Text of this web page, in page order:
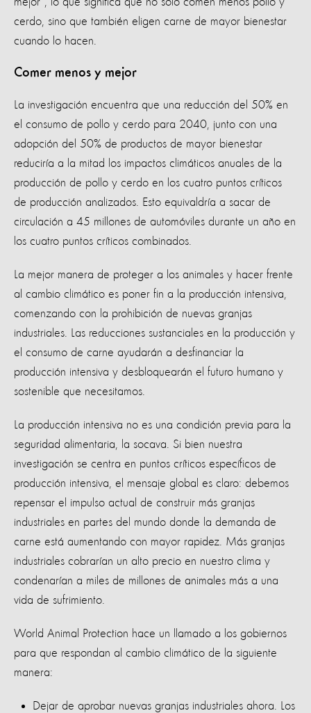
cerdo, sino que también eligen carne de mayor bienestar
cuando lo hacen.
Comer menos y mejor
La investigación encuentra que una reducción del 50% en
el consumo de pollo y cerdo para 2040, junto con una
adopción del 50% de productos de mayor bienestar
reduciría a la mitad los impactos climáticos anuales de la
producción de pollo y cerdo en los cuatro puntos críticos
de producción analizados. Esto equivaldría a sacar de
circulación a 45 millones de automóviles durante un año en
los cuatro puntos críticos combinados.
La mejor manera de proteger a los animales y hacer frente
al cambio climático es poner fin a la producción intensiva,
comenzando con la prohibición de nuevas granjas
industriales. Las reducciones sustanciales en la producción y
el consumo de carne ayudarán a desfinanciar la
producción intensiva y desbloquearán el futuro humano y
sostenible que necesitamos.
La producción intensiva no es una condición previa para la
seguridad alimentaria, la socava. Si bien nuestra
investigación se centra en puntos críticos específicos de
producción intensiva, el mensaje global es claro: debemos
repensar el impulso actual de construir más granjas
industriales en partes del mundo donde la demanda de
carne está aumentando con mayor rapidez. Más granjas
industriales cobrarían un alto precio en nuestro clima y
condenarían a miles de millones de animales más a una
vida de sufrimiento.
World Animal Protection hace un llamado a los gobiernos
para que respondan al cambio climático de la siguiente
manera:
Dejar de aprobar nuevas granjas industriales ahora. Los